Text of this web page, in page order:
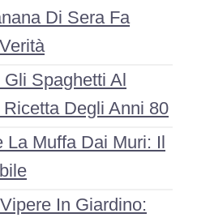
Di Sera Fa
Spaghetti Al
Degli Anni 80
La Muffa Dai Muri: Il
In Giardino: